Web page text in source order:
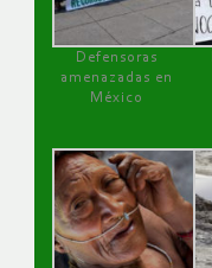
Defensoras
amenazadas en
México